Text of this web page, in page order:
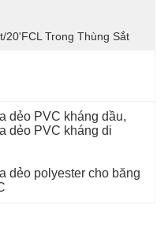
20'FCL Trong Thùng Sắt
dẻo PVC kháng dầu,
dẻo PVC kháng di
dẻo polyester cho băng